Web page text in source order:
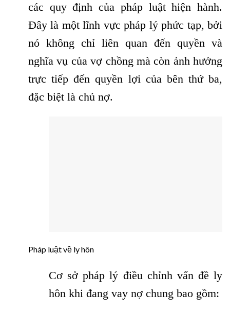
các quy định của pháp luật hiện hành.
Đây là một lĩnh vực pháp lý phức tạp, bởi
nó không chỉ liên quan đến quyền và
nghĩa vụ của vợ chồng mà còn ảnh hưởng
trực tiếp đến quyền lợi của bên thứ ba,
đặc biệt là chủ nợ.
Pháp luật về ly hôn
Cơ sở pháp lý điều chỉnh vấn đề ly
hôn khi đang vay nợ chung bao gồm: